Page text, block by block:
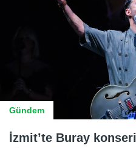
Gündem
İzmit’te Buray